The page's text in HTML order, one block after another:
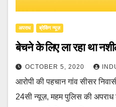
अपराध ब्रेकिंग न्यूज़
बेचने के लिए ला रहा था
OCTOBER 5, 2020
आरोपी की पहचान गांव सीसर
24सी न्यूज़, महम पुलिस की